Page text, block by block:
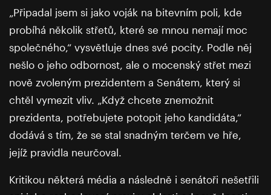
„Připadal jsem si jako voják na bitevním poli, kde
probíhá několik střetů, které se mnou nemají moc
společného,“ vysvětluje dnes své pocity. Podle něj
nešlo o jeho odbornost, ale o mocenský střet mezi
nově zvoleným prezidentem a Senátem, který si
chtěl vymezit vliv. „Když chcete znemožnit
prezidenta, potřebujete potopit jeho kandidáta,“
dodává s tím, že se stal snadným terčem ve hře,
jejíž pravidla neurčoval.
Kritikou některá média a následně i senátoři nešetřili